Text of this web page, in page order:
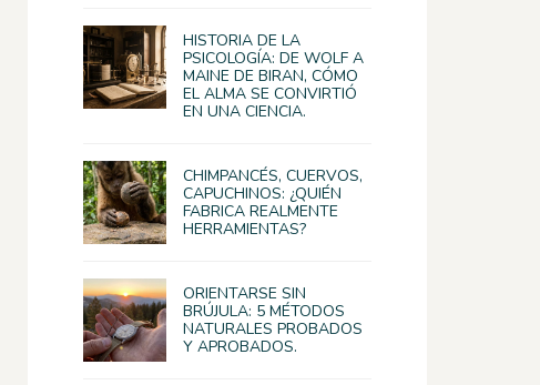
HISTORIA DE LA
PSICOLOGÍA: DE WOLF A
MAINE DE BIRAN, CÓMO
EL ALMA SE CONVIRTIÓ
EN UNA CIENCIA.
CHIMPANCÉS, CUERVOS,
CAPUCHINOS: ¿QUIÉN
FABRICA REALMENTE
HERRAMIENTAS?
ORIENTARSE SIN
BRÚJULA: 5 MÉTODOS
NATURALES PROBADOS
Y APROBADOS.